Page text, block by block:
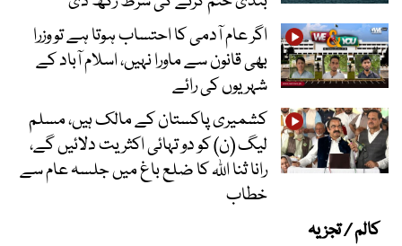
اگر عام آدمی کا احتساب ہوتا ہے تو وزرا
بھی قانون سے ماورا نہیں، اسلام آباد کے
شہریوں کی رائے
کشمیری پاکستان کے مالک ہیں، مسلم
لیگ (ن) کو دو تہائی اکثریت دلائیں گے،
رانا ثنا اللہ کا ضلع باغ میں جلسہ عام سے
خطاب
کالم / تجزیہ